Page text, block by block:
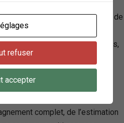
le home staging et des
au mieux les propriétés de
de l’année 2023-2024
évaluations de consommateurs,
engagement envers la
vaste sélection de biens
Stéphane Plaza
par une approche
complet, de l’estimation
refuser
accepter